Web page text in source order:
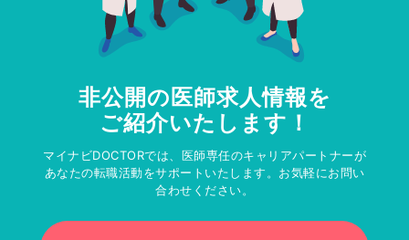
非公開の医師求人情報を
ご紹介いたします！
マイナビDOCTORでは、医師専任のキャリアパートナーが
あなたの転職活動をサポートいたします。お気軽にお問い
合わせください。